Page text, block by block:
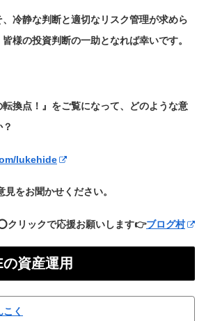
冷静な判断と適切なリスク管理が求めら
様の投資判断の一助となれば幸いです。
換点！』をご覧になって、どのような意
lukehide
をお聞かせください。
クリックで応援お願いします👉ブログ村
資産運用
こく